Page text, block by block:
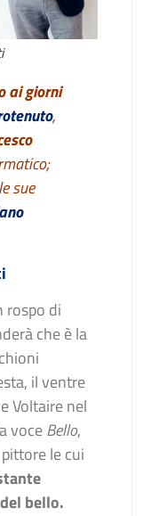
ai giorni
,
sue
rospo di
che è la
il ventre
Voltaire nel
voceBello,
le cui
bello.